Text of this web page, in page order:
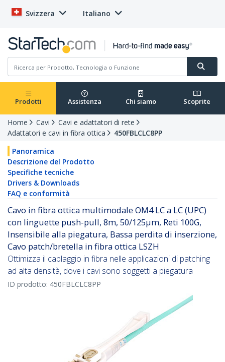
Svizzera Italiano
Prodotti Assistenza Chi siamo Scoprite
Home Cavi
Cavi e adattatori di rete
Adattatori e cavi in fibra ottica
450FBLCLC8PP
Panoramica
Descrizione del Prodotto
Specifiche tecniche
Drivers & Downloads
FAQ e conformità
Cavo in fibra ottica multimodale OM4 LC a LC (UPC)
con linguette push-pull, 8m, 50/125µm, Reti 100G,
Insensibile alla piegatura, Bassa perdita di inserzione,
Cavo patch/bretella in fibra ottica LSZH
Ottimizza il cablaggio in fibra nelle applicazioni di patching
ad alta densità, dove i cavi sono soggetti a piegatura
ID prodotto: 450FBLCLC8PP